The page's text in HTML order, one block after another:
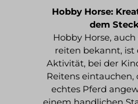
Hobby Horse:
dem
Hobby Horse,
reiten bekannt, ist
Aktivität, bei der
Reitens eintauchen,
echtes Pferd